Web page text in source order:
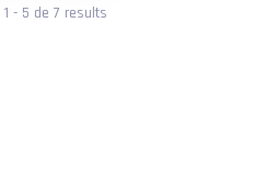
1 - 5 de 7 results